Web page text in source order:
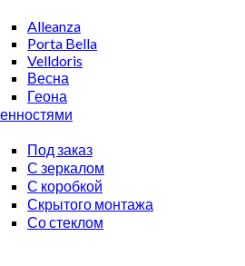
Alleanza
Porta Bella
Velldoris
Весна
Геона
Под заказ
С зеркалом
С коробкой
Скрытого монтажа
Со стеклом